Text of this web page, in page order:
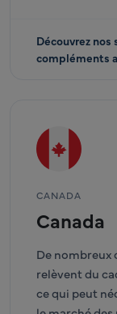
Découvrez
compléments
CANADA
Canada
De nombreux
relèvent du
ce qui peut